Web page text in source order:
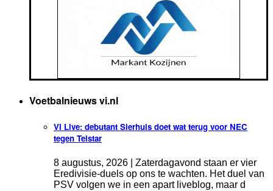
Voetbalnieuws vi.nl
VI Live: debutant Sierhuis doet wat terug voor NEC
tegen Telstar
8 augustus, 2026 | Zaterdagavond staan er vier
Eredivisie-duels op ons te wachten. Het duel van
PSV volgen we in een apart liveblog, maar d